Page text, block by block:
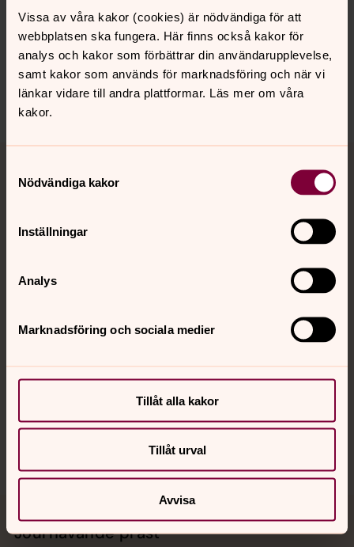
Vissa av våra kakor (cookies) är nödvändiga för att
webbplatsen ska fungera. Här finns också kakor för
analys och kakor som förbättrar din användarupplevelse,
samt kakor som används för marknadsföring och när vi
länkar vidare till andra plattformar. Läs mer om våra
kakor.
Nödvändiga kakor
Inställningar
Analys
Marknadsföring och sociala medier
Tillåt alla kakor
Tillåt urval
Avvisa
Synpunkter eller frågor på sidans
innehåll?
nora.tarnsjo.forsamling@svenskakyrkan.se
Tillbaka till toppen
Tillbaka till innehållet
Kontakt
Kalender
Jourhavande präst